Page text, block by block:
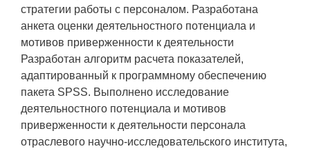
стратегии работы с персоналом. Разработана
анкета оценки деятельностного потенциала и
мотивов приверженности к деятельности
Разработан алгоритм расчета показателей,
адаптированный к программному обеспечению
пакета SPSS. Выполнено исследование
деятельностного потенциала и мотивов
приверженности к деятельности персонала
отраслевого научно-исследовательского института,